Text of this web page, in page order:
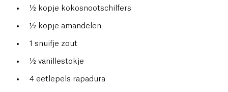
½ kopje kokosnootschilfers
½ kopje amandelen
1 snuifje zout
½ vanillestokje
4 eetlepels rapadura